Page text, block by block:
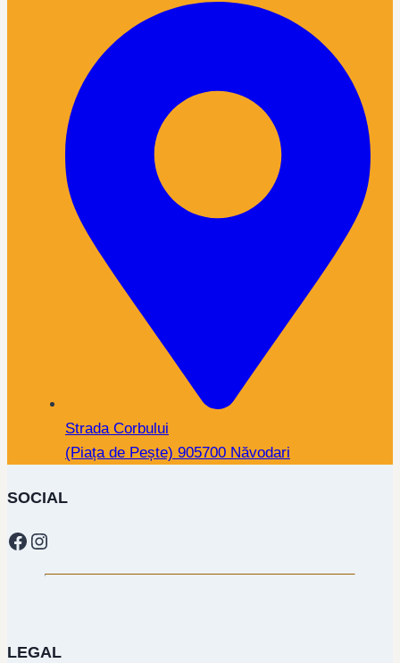
Strada Corbului
(Piața de Pește) 905700 Năvodari
SOCIAL
Facebook
Instagram
LEGAL